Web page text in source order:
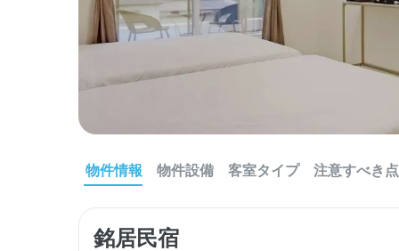
物件情報 物件設備 客室タイプ 注意すべき点
銘居民宿